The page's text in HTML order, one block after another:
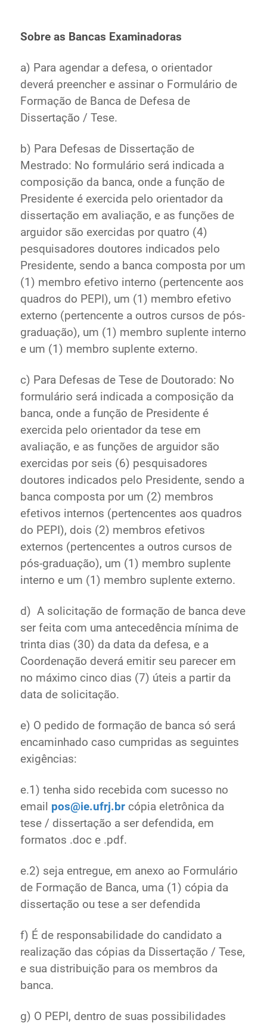
Comunicações
Ministério do Turismo
Ministério do Desenvolvimento Regional
Controladoria-Geral da União
Ministério da Mulher, da Família e dos Direitos Humanos
Secretaria-Geral
Secretaria de Governo
Gabinete de Segurança Institucional
Advocacia-Geral da União
Banco Central do Brasil
Planalto
Sobre as Bancas Examinadoras
a) Para agendar a defesa, o orientador
deverá preencher e assinar o Formulário de
Formação de Banca de Defesa de
Dissertação / Tese.
b) Para Defesas de Dissertação de
Mestrado: No formulário será indicada a
composição da banca, onde a função de
Presidente é exercida pelo orientador da
dissertação em avaliação, e as funções de
arguidor são exercidas por quatro (4)
pesquisadores doutores indicados pelo
Presidente, sendo a banca composta por um
(1) membro efetivo interno (pertencente aos
quadros do PEPI), um (1) membro efetivo
externo (pertencente a outros cursos de pós-
graduação), um (1) membro suplente interno
e um (1) membro suplente externo.
c) Para Defesas de Tese de Doutorado: No
formulário será indicada a composição da
banca, onde a função de Presidente é
exercida pelo orientador da tese em
avaliação, e as funções de arguidor são
exercidas por seis (6) pesquisadores
doutores indicados pelo Presidente, sendo a
banca composta por um (2) membros
efetivos internos (pertencentes aos quadros
do PEPI), dois (2) membros efetivos
externos (pertencentes a outros cursos de
pós-graduação), um (1) membro suplente
interno e um (1) membro suplente externo.
d) A solicitação de formação de banca deve
ser feita com uma antecedência mínima de
trinta dias (30) da data da defesa, e a
Coordenação deverá emitir seu parecer em
no máximo cinco dias (7) úteis a partir da
data de solicitação.
e) O pedido de formação de banca só será
encaminhado caso cumpridas as seguintes
exigências:
e.1) tenha sido recebida com sucesso no
email pos@ie.ufrj.brcópia eletrônica da
tese / dissertação a ser defendida, em
formatos .doc e .pdf.
e.2) seja entregue, em anexo ao Formulário
de Formação de Banca, uma (1) cópia da
dissertação ou tese a ser defendida
f) É de responsabilidade do candidato a
realização das cópias da Dissertação / Tese,
e sua distribuição para os membros da
banca.
g) O PEPI, dentro de suas possibilidades